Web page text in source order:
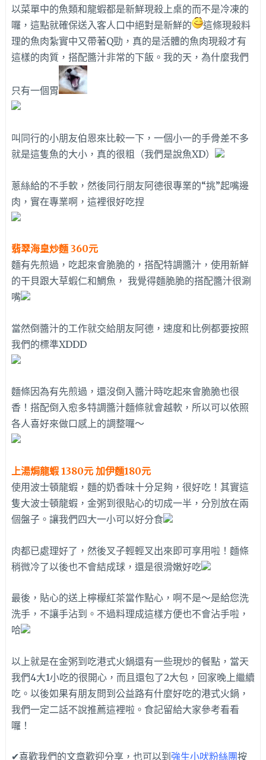
以菜單中的魚類和龍蝦都是新鮮現殺上桌的而不是冷凍的
囉，這點就確保送入客人口中絕對是新鮮的
這條現殺料
理的魚肉紮實中又帶著Q勁，真的是活體的魚肉現殺才有
這樣的肉質，搭配醬汁非常的下飯。我的天，為什麼我們
只有一個胃
叫同行的小朋友伯恩來比較一下，一個小一的手骨差不多
就是這隻魚的大小，真的很粗（我們是說魚XD）
蔥絲給的不手軟，然後同行朋友阿德很專業的“挑”起嘴邊
肉，實在專業啊，這裡很好吃捏
翡翠海皇炒麵 360元
麵有先煎過，吃起來會脆脆的，搭配特調醬汁，使用新鮮
的干貝跟大草蝦仁和鯛魚， 我覺得麵脆脆的搭配醬汁很涮
嘴
當然倒醬汁的工作就交給朋友阿德，速度和比例都要按照
我們的標準XDDD
麵條因為有先煎過，還沒倒入醬汁時吃起來會脆脆也很
香！搭配倒入愈多特調醬汁麵條就會越軟，所以可以依照
各人喜好來做口感上的調整囉～
上湯焗龍蝦 1380元 加伊麵180元
使用波士頓龍蝦，麵的奶香味十分足夠，很好吃！其實這
隻大波士頓龍蝦，金粥到很貼心的切成一半，分別放在兩
個盤子。讓我們四大一小可以好分食
肉都已處理好了，然後叉子輕輕叉出來即可享用啦！麵條
稍微冷了以後也不會結成球，還是很滑嫩好吃
最後，貼心的送上檸檬紅茶當作點心，啊不是～是給您洗
洗手，不讓手沾到。不過料理成這樣方便也不會沾手啦，
哈
以上就是在金粥到吃港式火鍋還有一些現炒的餐點，當天
我們4大1小吃的很開心，而且還包了2大包，回家晚上繼續
吃。以後如果有朋友問到公益路有什麼好吃的港式火鍋，
我們一定二話不說推薦這裡啦。食記留給大家參考看看
囉！
✔喜歡我們的文章歡迎分享，也可以到 強生小吠粉絲團按